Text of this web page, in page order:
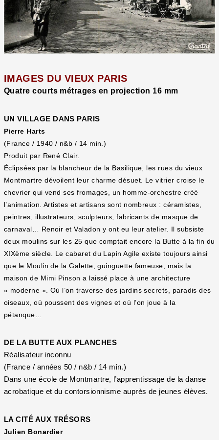
IMAGES DU VIEUX PARIS
Quatre courts métrages en projection 16 mm
UN VILLAGE DANS PARIS
Pierre Harts
(France / 1940 / n&b / 14 min.)
Produit par René Clair.
Éclipsées par la blancheur de la Basilique, les rues du vieux
Montmartre dévoilent leur charme désuet. Le vitrier croise le
chevrier qui vend ses fromages, un homme-orchestre créé
l’animation. Artistes et artisans sont nombreux : céramistes,
peintres, illustrateurs, sculpteurs, fabricants de masque de
carnaval… Renoir et Valadon y ont eu leur atelier. Il subsiste
deux moulins sur les 25 que comptait encore la Butte à la fin du
XIXème siècle. Le cabaret du Lapin Agile existe toujours ainsi
que le Moulin de la Galette, guinguette fameuse, mais la
maison de Mimi Pinson a laissé place à une architecture
« moderne ». Où l’on traverse des jardins secrets, paradis des
oiseaux, où poussent des vignes et où l’on joue à la
pétanque…
DE LA BUTTE AUX PLANCHES
Réalisateur inconnu
(France / années 50 / n&b / 14 min.)
Dans une école de Montmartre, l’apprentissage de la danse
acrobatique et du contorsionnisme auprès de jeunes élèves.
LA CITÉ AUX TRÉSORS
Julien Bonardier